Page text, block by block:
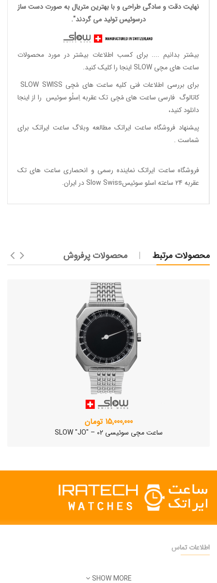
نهایت دقت و سادگی طراحی و با بهترین متریال به صورت دست ساز
درسوئیس تولید می گردند".
بیشتر بدانیم .... برای کسب اطلاعات بیشتر در مورد محصولات
ساعت های مچی SLOW اینجا را کلیک کنید.
برای بررسی اطلاعات فنی کلیه ساعت های مُچی SLOW SWISS
کاتالوگ فارسی ساعت های مُچی تک عقربه اِسلُو سوئیس را از اینجا
دانلود کنید،
پیشنهاد فروشگاه ساعت ایراتک مطالعه وبلاگ ساعت ایراتک برای
شماست .
فروشگاه ساعت ایراتک نماینده رسمی و انحصاری ساعت های تک
عقربه 24 ساعته اسلو سوئیسSlow Swiss در ایران
.
محصولات مرتبط محصولات پرفروش
15,000,000 تومان
ساعت مچی سوئیسی SLOW "JO" – 02
اطلاعات تماس
SHOW MORE